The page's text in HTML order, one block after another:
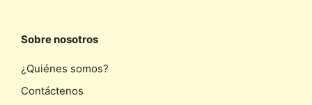
Sobre nosotros
¿Quiénes somos?
Contáctenos